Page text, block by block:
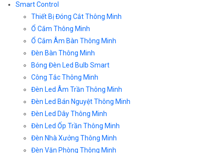
Smart Control
Thiết Bị Đóng Cắt Thông Minh
Ổ Cắm Thông Minh
Ổ Cắm Âm Bàn Thông Minh
Đèn Bàn Thông Minh
Bóng Đèn Led Bulb Smart
Công Tắc Thông Minh
Đèn Led Âm Trần Thông Minh
Đèn Led Bán Nguyệt Thông Minh
Đèn Led Dây Thông Minh
Đèn Led Ốp Trần Thông Minh
Đèn Nhà Xưởng Thông Minh
Đèn Văn Phòng Thông Minh